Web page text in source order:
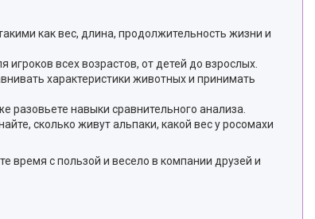
как вес, длина, продолжительность жизни и
всех возрастов, от детей до взрослых.
характеристики животных и принимать
разовьете навыки сравнительного анализа.
сколько живут альпаки, какой вес у росомахи
время с пользой и весело в компании друзей и